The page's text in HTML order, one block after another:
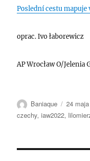
Poslední cestu mapuje
oprac. Ivo łaborewicz
AP Wrocław O/Jelenia
Autor
Baniaque
Data
24
czechy,iaw2022,